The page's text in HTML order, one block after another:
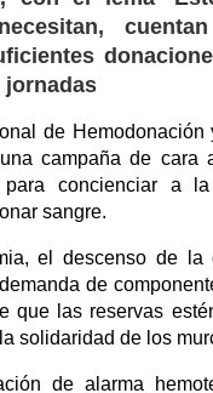
jornadas
de Hemodonación
campaña de cara
para concienciar a
sangre.
el descenso de la
de
que las reservas
solidaridad de los
de alarma